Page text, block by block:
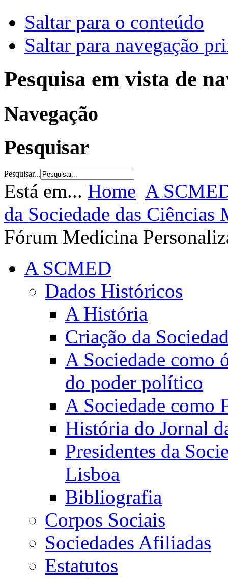
Saltar para o conteúdo
Saltar para navegação
Pesquisa em vista de
Navegação
Pesquisar
Pesquisar...
Está em... Home A
da Sociedade das Ciências
Fórum Medicina
A SCMED
Dados Históricos
A História
Criação da
A Sociedade como
do poder político
A Sociedade como
História do Jornal
Presidentes da
Lisboa
Bibliografia
Corpos Sociais
Sociedades Afiliadas
Estatutos